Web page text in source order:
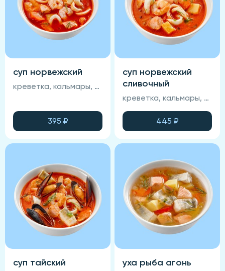
суп норвежский
креветка, кальмары, лосось, томатная основа, картофель, морковь, специи, запеченный хлеб, зелень
395 ₽
суп норвежский
сливочный
креветка, кальмары, лосось, томатная основа, картофель, морковь, специи, запеченный хлеб, зелень, сливки
445 ₽
суп тайский уха рыба агонь